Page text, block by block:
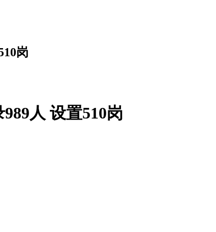
岗
人 设置510岗